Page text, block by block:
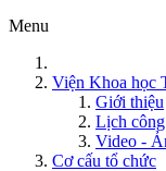
Menu
Viện Khoa học
Giới thiệu
Lịch
Video -
Cơ cấu tổ chức